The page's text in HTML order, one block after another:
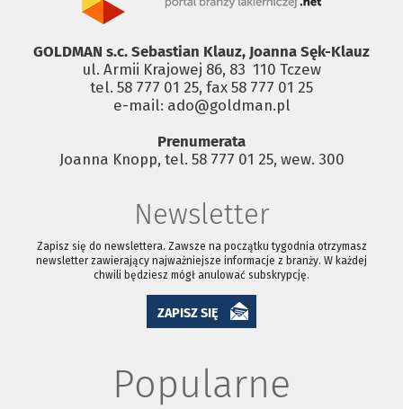
GOLDMAN s.c. Sebastian Klauz, Joanna Sęk-Klauz
ul. Armii Krajowej 86, 83 ­ 110 Tczew
tel. 58 777 01 25, fax 58 777 01 25
e-mail: ado@goldman.pl
Prenumerata
Joanna Knopp, tel. 58 777 01 25, wew. 300
Newsletter
Zapisz się do newslettera. Zawsze na początku tygodnia otrzymasz
newsletter zawierający najważniejsze informacje z branży. W każdej
chwili będziesz mógł anulować subskrypcję.
ZAPISZ SIĘ
Popularne